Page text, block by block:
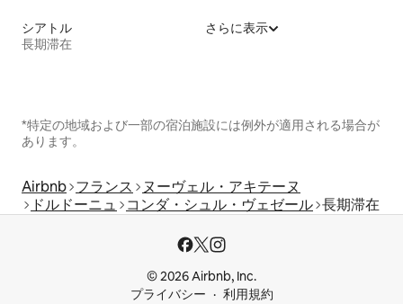
シアトル
長期滞在
さらに表示
*特定の地域および一部の宿泊施設には例外が適用される場合が
あります。
Airbnb フランス
ヌーヴェル・アキテーヌ
ドルドーニュ
コンダ・シュル・ヴェゼール 長期滞在
© 2026 Airbnb, Inc.
プライバシー
利用規約